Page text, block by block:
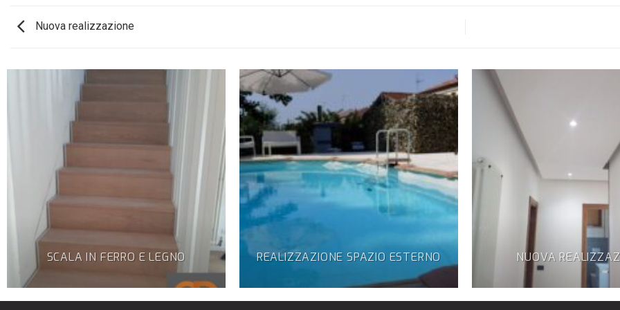
Nuova realizzazione
SCALA IN FERRO E LEGNO REALIZZAZIONE SPAZIO ESTERNO NUOVA